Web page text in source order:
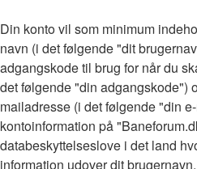
Din konto vil som minimum
navn (i det følgende "dit
adgangskode til brug for når du
det følgende "din adgangskode")
mailadresse (i det følgende "din
kontoinformation på
databeskyttelseslove i det land
information udover dit